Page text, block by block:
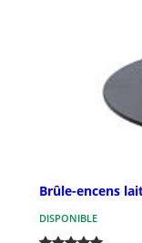
Brûle-encens
DISPONIBLE